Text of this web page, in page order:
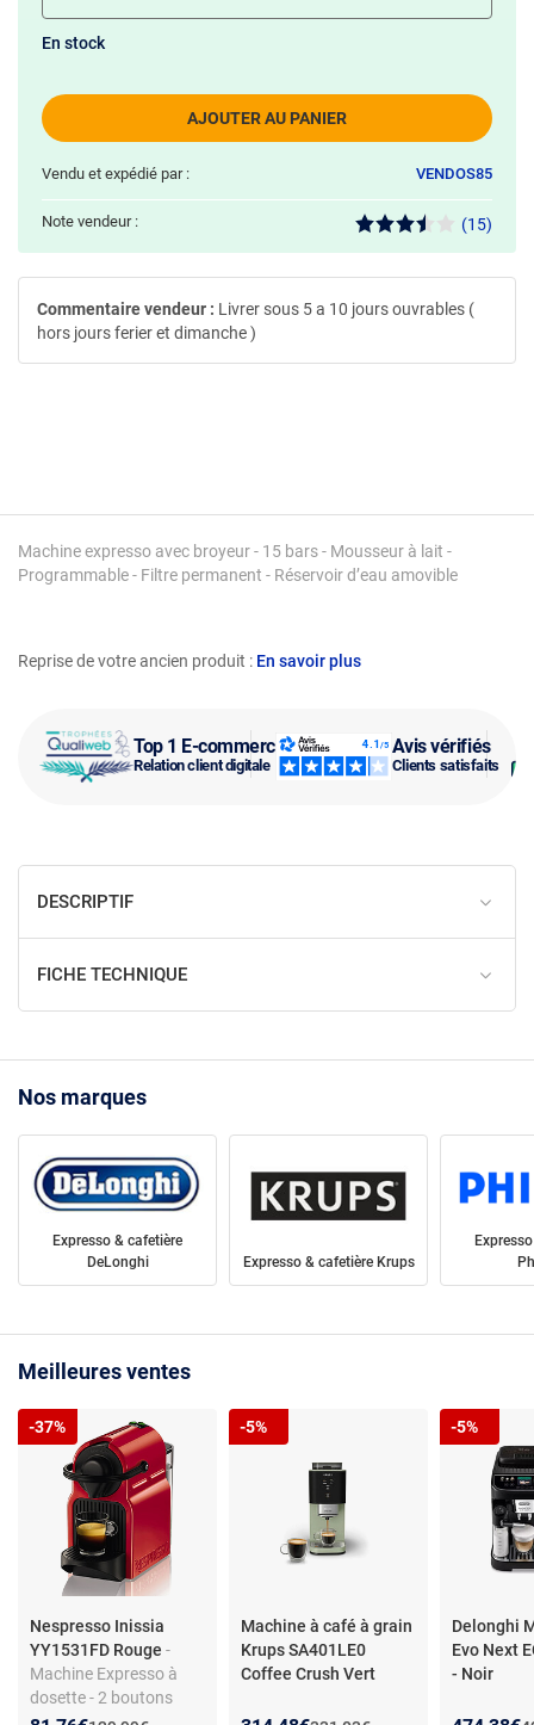
Top 1 E-commerce
Relation client digitale
Avis vérifiés
Clients satisfaits
Reprise de votre ancien produit : En savoir plus
Machine expresso avec broyeur - 15 bars - Mousseur à lait -
Programmable - Filtre permanent - Réservoir d’eau amovible
AJOUTER AU PANIER
En stock
Vendu et expédié par : VENDOS85
Note vendeur : (15)
Commentaire vendeur : Livrer sous 5 a 10 jours ouvrables (
hors jours ferier et dimanche )
DESCRIPTIF
FICHE TECHNIQUE
Nos marques
Expresso & cafetière
DeLonghi
Expresso & cafetière Krups
Meilleures ventes
Nespresso Inissia
YY1531FD Rouge -
Machine Expresso à
dosette - 2 boutons
-37%
Machine à café à grain
Krups SA401LE0
Coffee Crush Vert
-5%
Delonghi
Evo Next
- Noir
-5%